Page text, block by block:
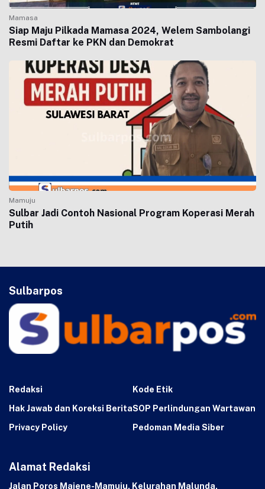
Mamasa
Siap Maju Pilkada Mamasa 2024, Welem Sambolangi
Resmi Daftar ke PKN dan Demokrat
Mamuju
Sulbar Jadi Contoh Nasional Program Koperasi Merah
Putih
Sulbarpos
Redaksi
Kode Etik
Hak Jawab dan Koreksi BeritaSOP Perlindungan Wartawan
Privacy Policy
Pedoman Media Siber
Alamat Redaksi
Jalan Poros Majene-Mamuju, Kelurahan Malunda,